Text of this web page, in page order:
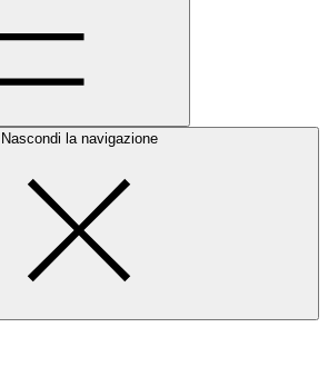
Nascondi la navigazione